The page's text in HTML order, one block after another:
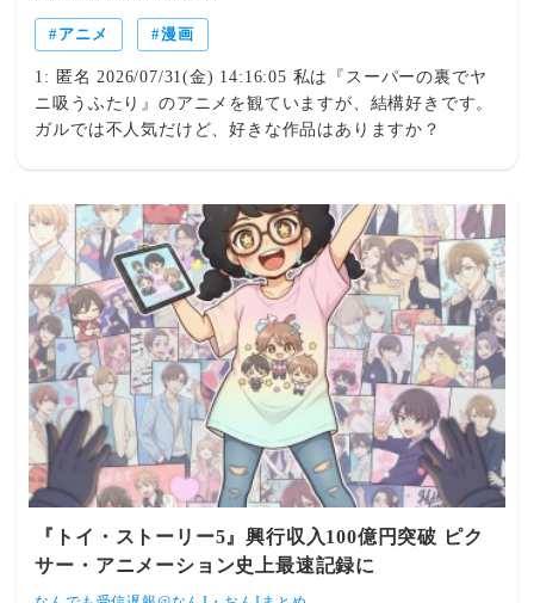
アニメ 漫画
1: 匿名 2026/07/31(金) 14:16:05 私は『スーパーの裏でヤ
ニ吸うふたり』のアニメを観ていますが、結構好きです。
ガルでは不人気だけど、好きな作品はありますか？
『トイ・ストーリー5』興行収入100億円突破 ピク
サー・アニメーション史上最速記録に